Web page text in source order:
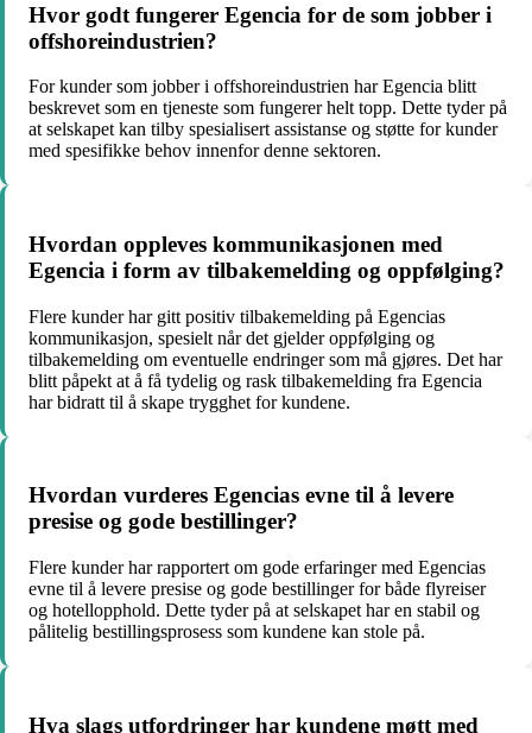
Hvor godt fungerer Egencia for de som jobber i
offshoreindustrien?
For kunder som jobber i offshoreindustrien har Egencia blitt
beskrevet som en tjeneste som fungerer helt topp. Dette tyder på
at selskapet kan tilby spesialisert assistanse og støtte for kunder
med spesifikke behov innenfor denne sektoren.
Hvordan oppleves kommunikasjonen med
Egencia i form av tilbakemelding og oppfølging?
Flere kunder har gitt positiv tilbakemelding på Egencias
kommunikasjon, spesielt når det gjelder oppfølging og
tilbakemelding om eventuelle endringer som må gjøres. Det har
blitt påpekt at å få tydelig og rask tilbakemelding fra Egencia
har bidratt til å skape trygghet for kundene.
Hvordan vurderes Egencias evne til å levere
presise og gode bestillinger?
Flere kunder har rapportert om gode erfaringer med Egencias
evne til å levere presise og gode bestillinger for både flyreiser
og hotellopphold. Dette tyder på at selskapet har en stabil og
pålitelig bestillingsprosess som kundene kan stole på.
Hva slags utfordringer har kundene møtt med